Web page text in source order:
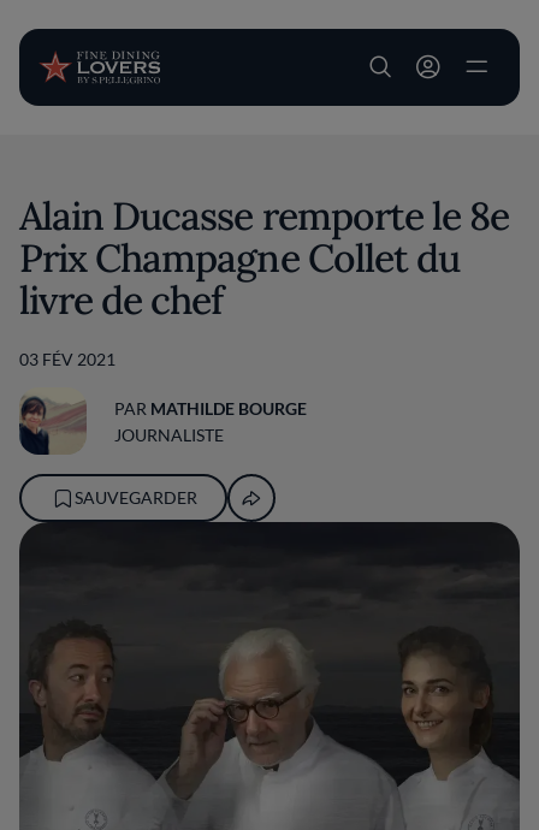
User account
Alain Ducasse remporte le 8e
Prix Champagne Collet du
livre de chef
03 FÉV 2021
PAR MATHILDE BOURGE
JOURNALISTE
SAUVEGARDER